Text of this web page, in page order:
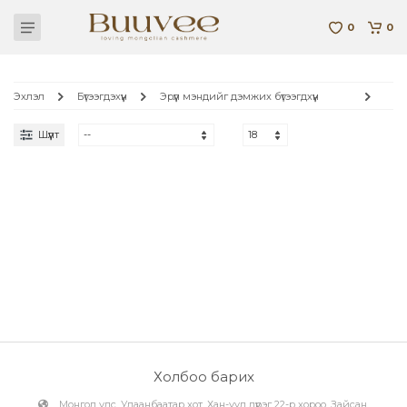
0 0
Эхлэл Бүтээгдэхүүн Эрүүл мэндийг дэмжих бүтээгдхүүн
Шүүлт
Холбоо барих
Монгол улс, Улаанбаатар хот, Хан-уул дүүрэг 22-р хороо, Зайсан,